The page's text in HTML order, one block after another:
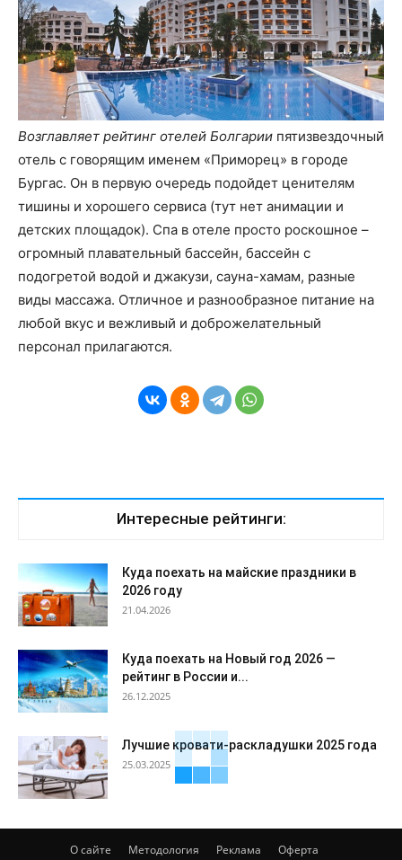
Возглавляет рейтинг отелей Болгарии пятизвездочный
отель с говорящим именем «Приморец» в городе
Бургас. Он в первую очередь подойдет ценителям
тишины и хорошего сервиса (тут нет анимации и
детских площадок). Спа в отеле просто роскошное –
огромный плавательный бассейн, бассейн с
подогретой водой и джакузи, сауна-хамам, разные
виды массажа. Отличное и разнообразное питание на
любой вкус и вежливый и доброжелательный
персонал прилагаются.
Интересные рейтинги:
Куда поехать на майские праздники в
2026 году
21.04.2026
Куда поехать на Новый год 2026 —
рейтинг в России и...
26.12.2025
Лучшие кровати-раскладушки 2025 года
25.03.2025
О сайте Методология Реклама Оферта